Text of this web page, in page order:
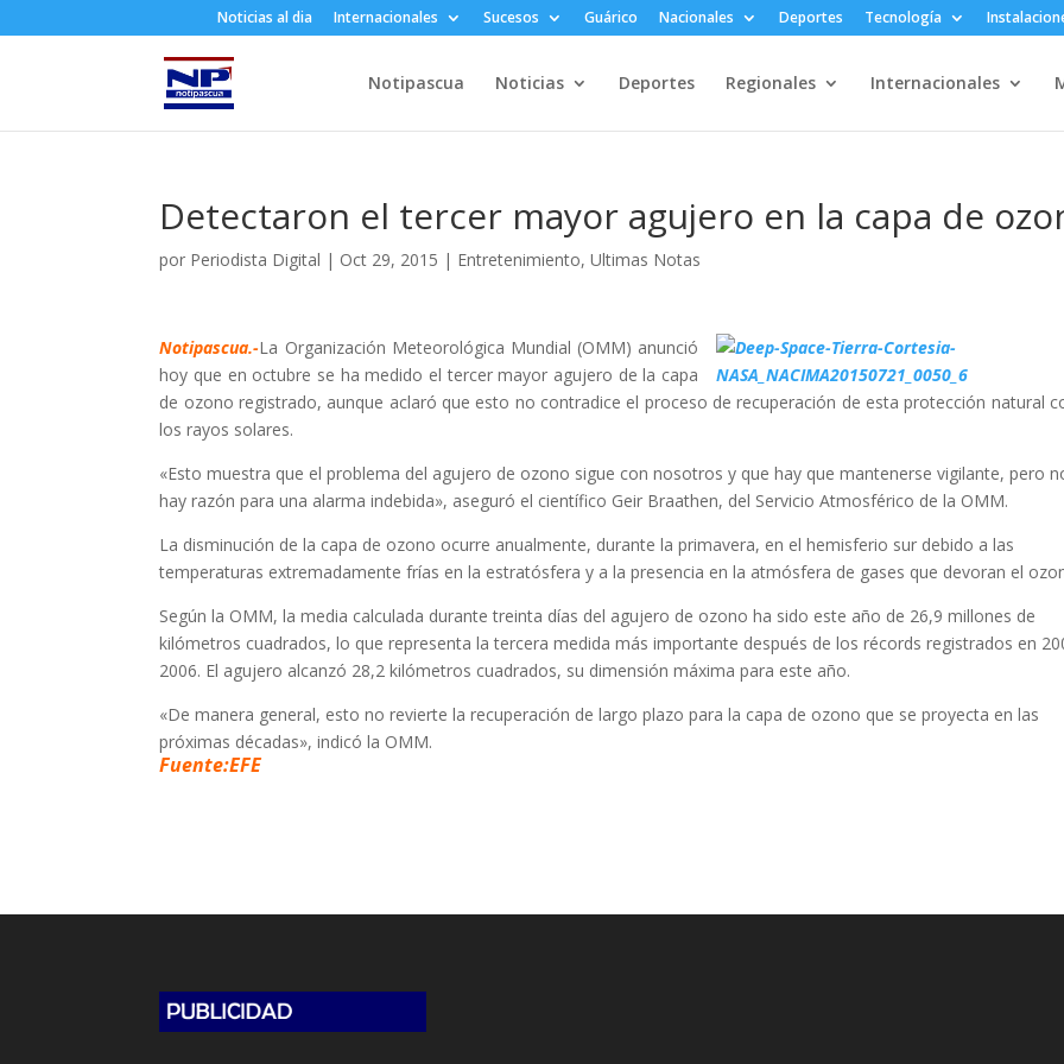
Noticias al dia Internacionales Sucesos Guárico Nacionales Deportes Tecnología
Notipascua Noticias Deportes Regionales Internacionales
Detectaron el tercer mayor agujero en la capa de
por Periodista Digital | Oct 29, 2015 | Entretenimiento,Ultimas Notas
Notipascua.-La Organización Meteorológica Mundial (OMM) anunció
hoy que en octubre se ha medido el tercer mayor agujero de la capa
de ozono registrado, aunque aclaró que esto no contradice el proceso de recuperación de esta protección natural
los rayos solares.
«Esto muestra que el problema del agujero de ozono sigue con nosotros y que hay que mantenerse vigilante, pero
hay razón para una alarma indebida», aseguró el científico Geir Braathen, del Servicio Atmosférico de la OMM.
La disminución de la capa de ozono ocurre anualmente, durante la primavera, en el hemisferio sur debido a las
temperaturas extremadamente frías en la estratósfera y a la presencia en la atmósfera de gases que devoran el
Según la OMM, la media calculada durante treinta días del agujero de ozono ha sido este año de 26,9 millones de
kilómetros cuadrados, lo que representa la tercera medida más importante después de los récords registrados en
2006. El agujero alcanzó 28,2 kilómetros cuadrados, su dimensión máxima para este año.
«De manera general, esto no revierte la recuperación de largo plazo para la capa de ozono que se proyecta en las
próximas décadas», indicó la OMM.
Fuente:EFE